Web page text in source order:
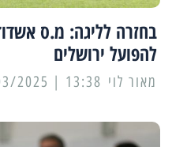
בחזרה לליגה: מ.ס
להפועל ירושלים
מאור לוי 13:38 | 28/03/2025